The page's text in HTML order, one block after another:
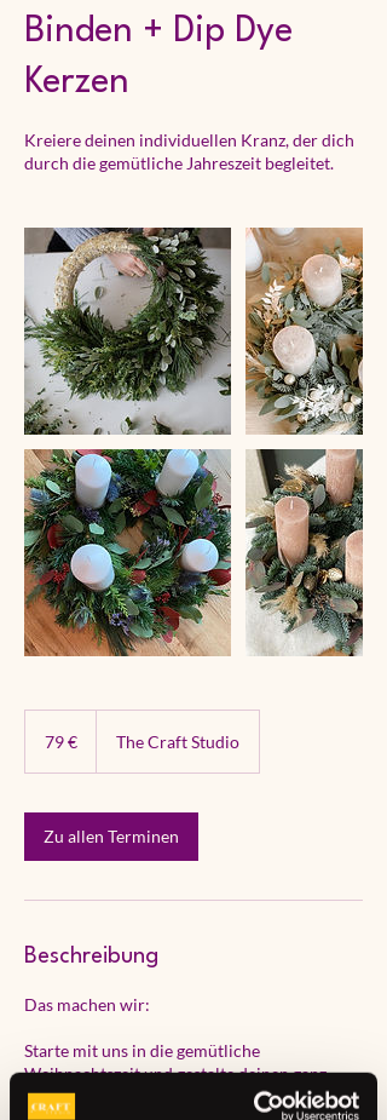
Binden + Dip Dye
Kerzen
Kreiere deinen individuellen Kranz, der dich
durch die gemütliche Jahreszeit begleitet.
79 € The Craft Studio
Zu allen Terminen
Beschreibung
Das machen wir:
Starte mit uns in die gemütliche
Weihnachtszeit und gestalte deinen ganz
persönlichen Adventskranz.